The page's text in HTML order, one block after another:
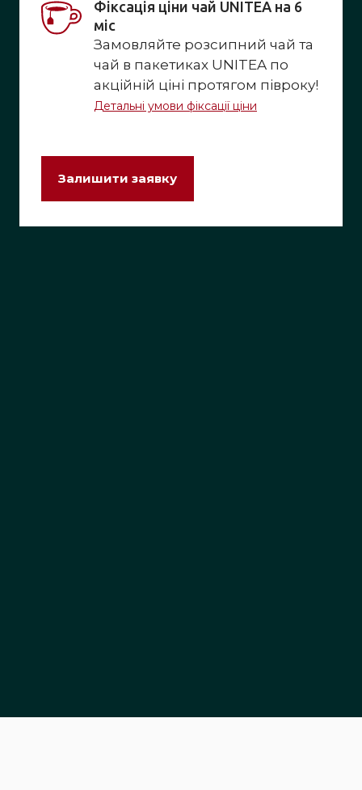
Фіксація ціни чай UNITEA на 6
міс
Замовляйте розсипний чай та
чай в пакетиках UNITEA по
акційній ціні протягом півроку!
Детальні умови фіксації ціни
Залишити заявку